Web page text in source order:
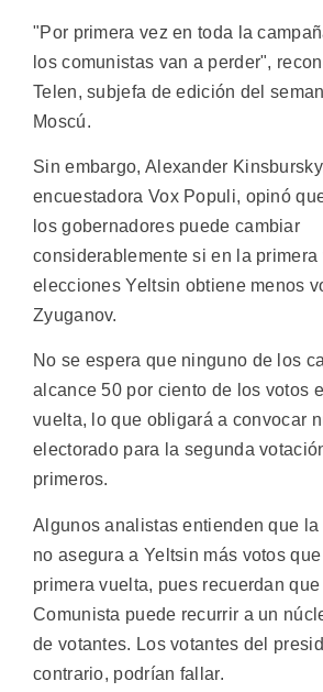
"Por primera vez en toda la
los comunistas van a perder",
Telen, subjefa de edición del
Moscú.
Sin embargo, Alexander
encuestadora Vox Populi, opinó
los gobernadores puede cambiar
considerablemente si en la primera
elecciones Yeltsin obtiene menos
Zyuganov.
No se espera que ninguno de los
alcance 50 por ciento de los votos
vuelta, lo que obligará a convocar
electorado para la segunda
primeros.
Algunos analistas entienden que la
no asegura a Yeltsin más votos
primera vuelta, pues recuerdan
Comunista puede recurrir a un
de votantes. Los votantes del
contrario, podrían fallar.